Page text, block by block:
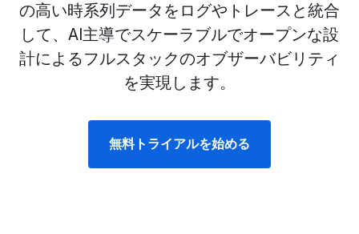
の高い時系列データをログやトレースと統合
して、AI主導でスケーラブルでオープンな設
計によるフルスタックのオブザーバビリティ
を実現します。
無料トライアルを始める